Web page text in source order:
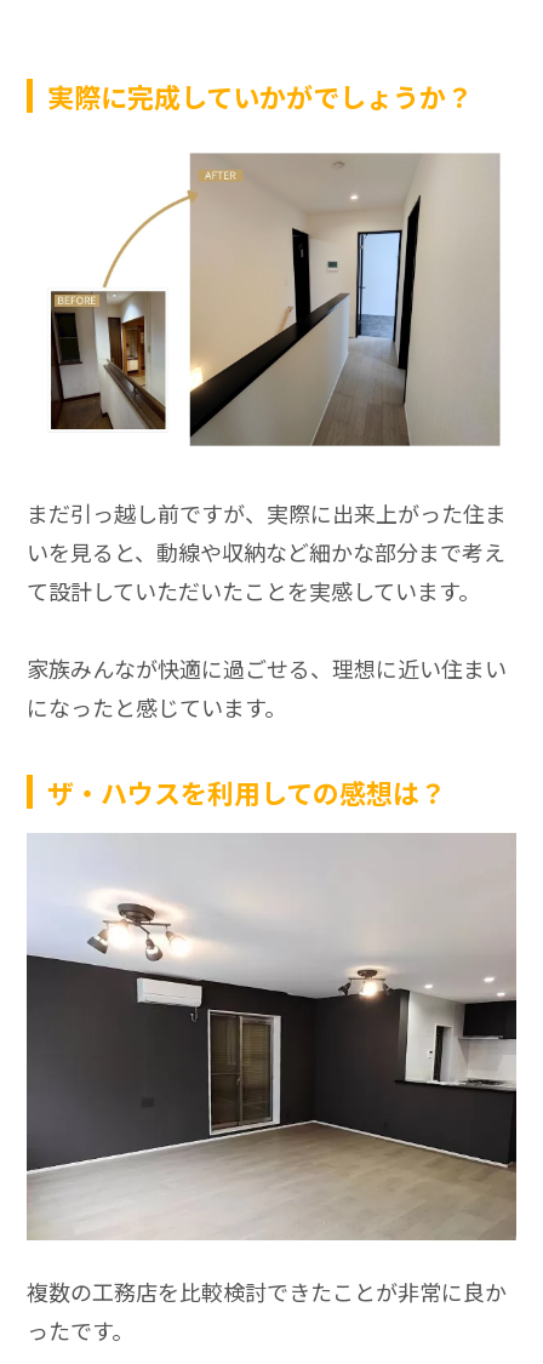
実際に完成していかがでしょうか？
まだ引っ越し前ですが、実際に出来上がった住ま
いを見ると、動線や収納など細かな部分まで考え
て設計していただいたことを実感しています。
家族みんなが快適に過ごせる、理想に近い住まい
になったと感じています。
ザ・ハウスを利用しての感想は？
複数の工務店を比較検討できたことが非常に良か
ったです。